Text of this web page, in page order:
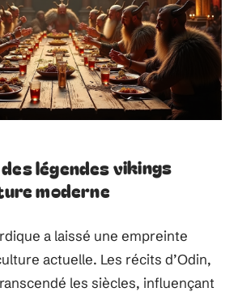
légendes vikings
moderne
a laissé une empreinte
actuelle. Les récits d’Odin,
les siècles, influençant